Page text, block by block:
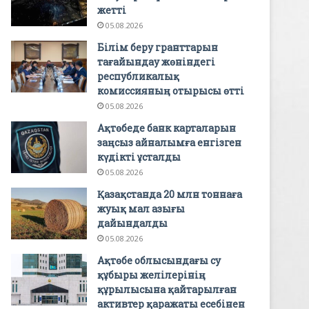
жетті
05.08.2026
Білім беру гранттарын
тағайындау жөніндегі
республикалық
комиссияның отырысы өтті
05.08.2026
Ақтөбеде банк карталарын
заңсыз айналымға енгізген
күдікті ұсталды
05.08.2026
Қазақстанда 20 млн тоннаға
жуық мал азығы
дайындалды
05.08.2026
Ақтөбе облысындағы су
құбыры желілерінің
құрылысына қайтарылған
активтер қаражаты есебінен